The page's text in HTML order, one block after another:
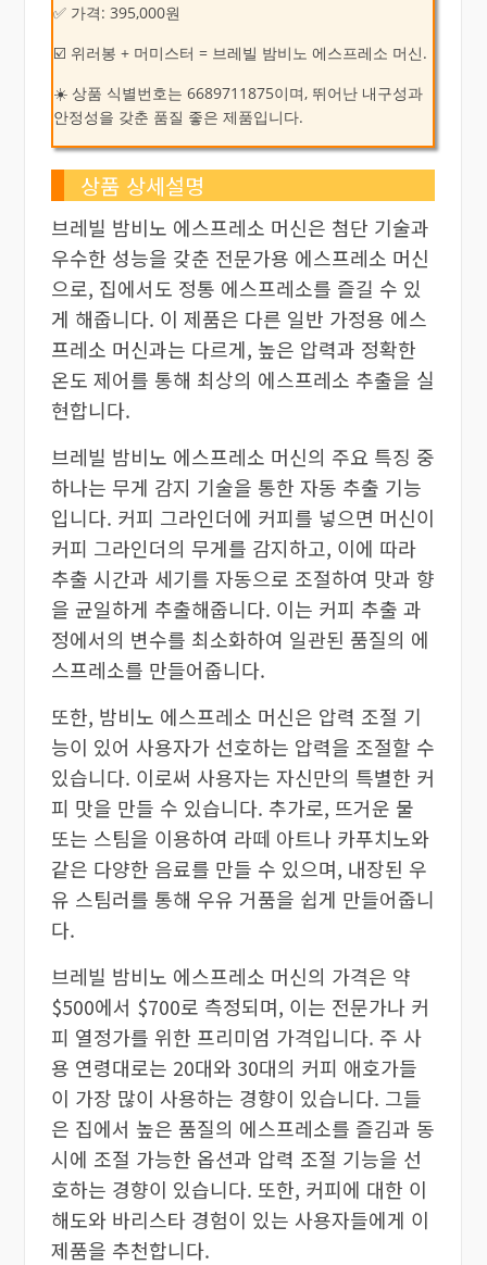
✅ 가격: 395,000원
☑️ 위러봉 + 머미스터 = 브레빌 밤비노 에스프레소 머신.
☀️ 상품 식별번호는 6689711875이며, 뛰어난 내구성과
안정성을 갖춘 품질 좋은 제품입니다.
상품 상세설명
브레빌 밤비노 에스프레소 머신은 첨단 기술과
우수한 성능을 갖춘 전문가용 에스프레소 머신
으로, 집에서도 정통 에스프레소를 즐길 수 있
게 해줍니다. 이 제품은 다른 일반 가정용 에스
프레소 머신과는 다르게, 높은 압력과 정확한
온도 제어를 통해 최상의 에스프레소 추출을 실
현합니다.
브레빌 밤비노 에스프레소 머신의 주요 특징 중
하나는 무게 감지 기술을 통한 자동 추출 기능
입니다. 커피 그라인더에 커피를 넣으면 머신이
커피 그라인더의 무게를 감지하고, 이에 따라
추출 시간과 세기를 자동으로 조절하여 맛과 향
을 균일하게 추출해줍니다. 이는 커피 추출 과
정에서의 변수를 최소화하여 일관된 품질의 에
스프레소를 만들어줍니다.
또한, 밤비노 에스프레소 머신은 압력 조절 기
능이 있어 사용자가 선호하는 압력을 조절할 수
있습니다. 이로써 사용자는 자신만의 특별한 커
피 맛을 만들 수 있습니다. 추가로, 뜨거운 물
또는 스팀을 이용하여 라떼 아트나 카푸치노와
같은 다양한 음료를 만들 수 있으며, 내장된 우
유 스팀러를 통해 우유 거품을 쉽게 만들어줍니
다.
브레빌 밤비노 에스프레소 머신의 가격은 약
$500에서 $700로 측정되며, 이는 전문가나 커
피 열정가를 위한 프리미엄 가격입니다. 주 사
용 연령대로는 20대와 30대의 커피 애호가들
이 가장 많이 사용하는 경향이 있습니다. 그들
은 집에서 높은 품질의 에스프레소를 즐김과 동
시에 조절 가능한 옵션과 압력 조절 기능을 선
호하는 경향이 있습니다. 또한, 커피에 대한 이
해도와 바리스타 경험이 있는 사용자들에게 이
제품을 추천합니다.